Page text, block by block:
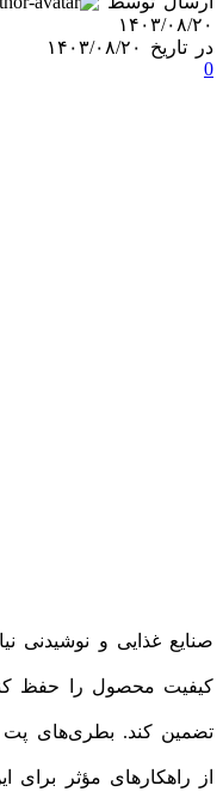
۱۴۰۳/۰۸/۲۰
در تاریخ ۱۴۰۳/۰۸/۲۰
0
صنایع غذایی و نوشیدنی
کیفیت محصول را حفظ
تضمین کند. بطری‌های پت
از راهکارهای مؤثر